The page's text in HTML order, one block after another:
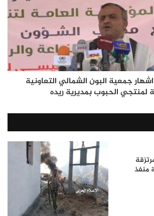
جمعية البون الشمالي التعاونية
لمنتجي الحبوب بمديرية ريده
2 من مرتزقة
منفذ